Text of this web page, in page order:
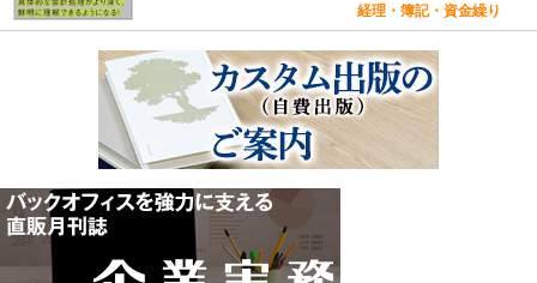
経理・簿記・資金繰り